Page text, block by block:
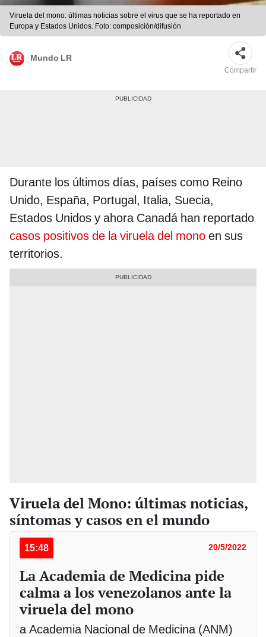
Viruela del mono: últimas noticias sobre el virus que se ha reportado en
Europa y Estados Unidos. Foto: composición/difusión
Mundo LR
Compartir
Durante los últimos días, países como Reino
Unido, España, Portugal, Italia, Suecia,
Estados Unidos y ahora Canadá han reportado
casos positivos de la viruela del mono en sus
territorios.
Viruela del Mono: últimas noticias,
síntomas y casos en el mundo
15:48 20/5/2022
La Academia de Medicina pide
calma a los venezolanos ante la
viruela del mono
a Academia Nacional de Medicina (ANM)